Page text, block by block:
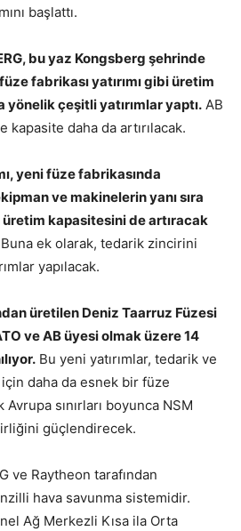
başlattı.
bu yaz Kongsberg şehrinde
fabrikası yatırımı gibi üretim
çeşitli yatırımlar yaptı. AB
kapasite daha da artırılacak.
yeni füze fabrikasında
ve makinelerin yanı sıra
kapasitesini de artıracak
Buna ek olarak, tedarik zincirini
yapılacak.
üretilen Deniz Taarruz Füzesi
ve AB üyesi olmak üzere 14
Bu yeni yatırımlar, tedarik ve
için daha da esnek bir füze
sınırları boyunca NSM
güçlendirecek.
ve Raytheon tarafından
hava savunma sistemidir.
Ağ Merkezli Kısa ila Orta